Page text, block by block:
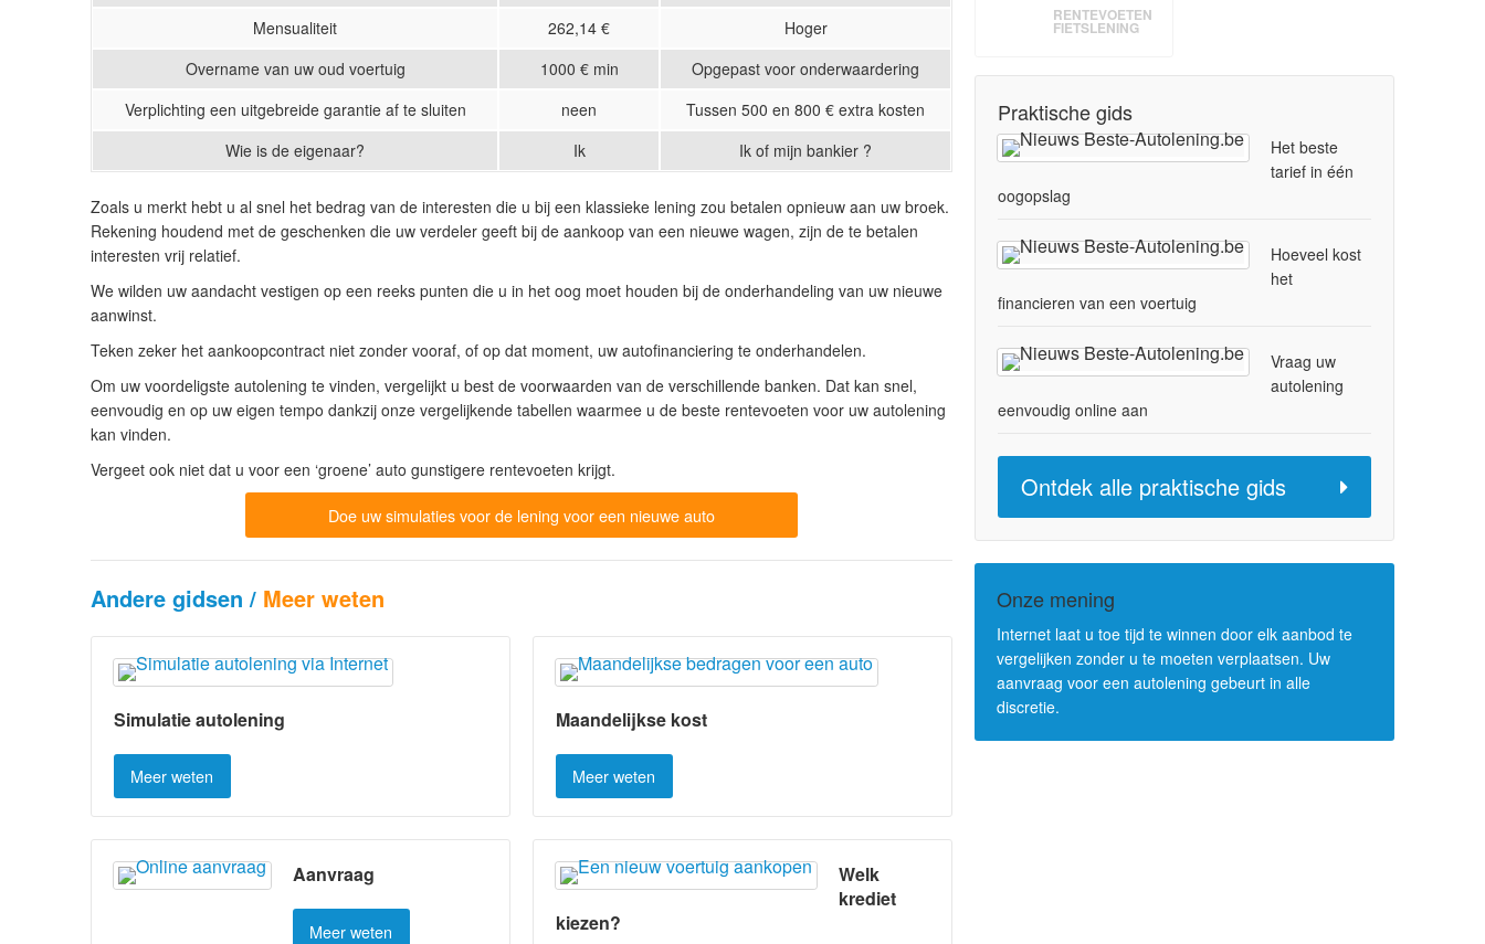
Mensualiteit
262,14 €
Hoger
Overname van uw oud voertuig
1000 € min
Opgepast voor onderwaardering
Verplichting een uitgebreide garantie af te sluiten
neen
Tussen 500 en 800 € extra kosten
Wie is de eigenaar?
Ik Ik of mijn bankier ?
Zoals u merkt hebt u al snel het bedrag van de interesten die u bij een klassieke lening zou betalen opnieuw aan uw broek.
Rekening houdend met de geschenken die uw verdeler geeft bij de aankoop van een nieuwe wagen, zijn de te betalen
interesten vrij relatief.
We wilden uw aandacht vestigen op een reeks punten die u in het oog moet houden bij de onderhandeling van uw nieuwe
aanwinst.
Teken zeker het aankoopcontract niet zonder vooraf, of op dat moment, uw autofinanciering te onderhandelen.
Om uw voordeligste autolening te vinden, vergelijkt u best de voorwaarden van de verschillende banken. Dat kan snel,
eenvoudig en op uw eigen tempo dankzij onze vergelijkende tabellen waarmee u de beste rentevoeten voor uw autolening
kan vinden.
Vergeet ook niet dat u voor een ‘groene’ auto gunstigere rentevoeten krijgt.
Doe uw simulaties voor de lening voor een nieuwe auto
Andere gidsen / Meer weten
Simulatie autolening
Meer weten
Maandelijkse kost
Meer weten
Aanvraag
Meer weten
Welk
krediet
kiezen?
RENTEVOETEN
FIETSLENING
Praktische gids
Het beste
tarief in één
oogopslag
Hoeveel kost
het
financieren van een voertuig
Vraag uw
autolening
eenvoudig online aan
Ontdek alle praktische gids
Onze mening
Internet laat u toe tijd te winnen door elk aanbod te
vergelijken zonder u te moeten verplaatsen. Uw
aanvraag voor een autolening gebeurt in alle
discretie.